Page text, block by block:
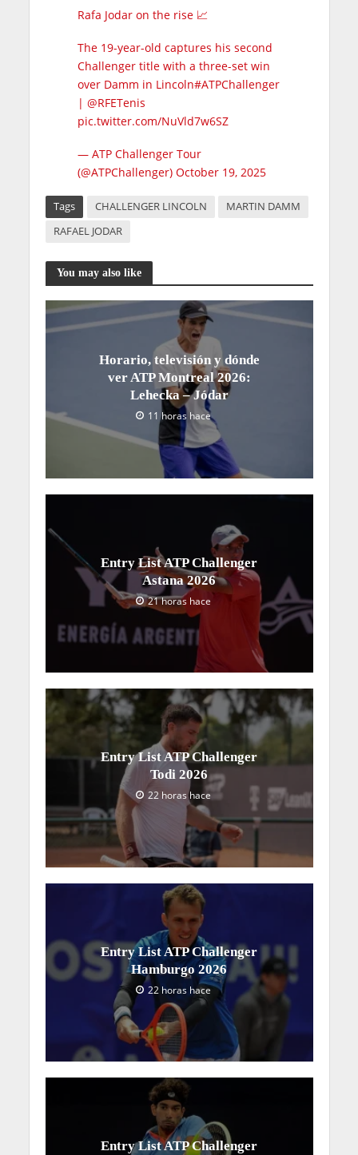
Rafa Jodar on the rise 📈
The 19-year-old captures his second
Challenger title with a three-set win
over Damm in Lincoln#ATPChallenger
| @RFETenis
pic.twitter.com/NuVld7w6SZ
— ATP Challenger Tour
(@ATPChallenger) October 19, 2025
Tags CHALLENGER LINCOLN
MARTIN DAMM
RAFAEL JODAR
You may also like
Horario, televisión y dónde
ver ATP Montreal 2026:
Lehecka – Jódar
11 horas hace
Entry List ATP Challenger
Astana 2026
21 horas hace
Entry List ATP Challenger
Todi 2026
22 horas hace
Entry List ATP Challenger
Hamburgo 2026
22 horas hace
Entry List ATP Challenger